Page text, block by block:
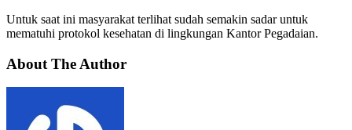
Untuk saat ini masyarakat terlihat sudah semakin sadar untuk
mematuhi protokol kesehatan di lingkungan Kantor Pegadaian.
About The Author